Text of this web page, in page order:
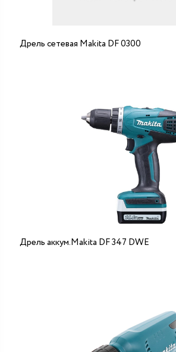
Дрель сетевая Makita DF 0300
Дрель аккум.Makita DF 347 DWE